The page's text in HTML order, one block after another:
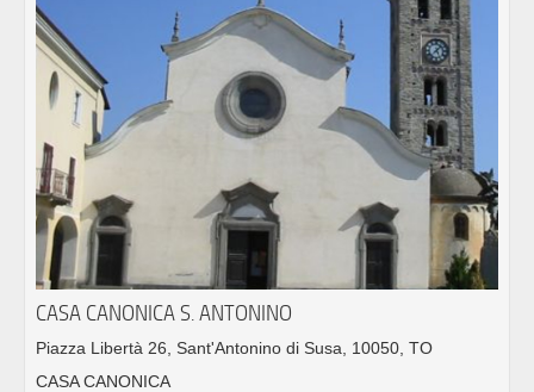
CASA CANONICA S. ANTONINO
Piazza Libertà 26, Sant'Antonino di Susa, 10050, TO
CASA CANONICA